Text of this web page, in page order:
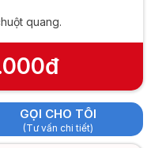
quang.
GỌI CHO TÔI
(Tư vấn chi tiết)